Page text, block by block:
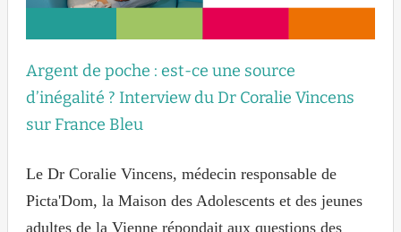
Argent de poche : est-ce une source
d’inégalité ? Interview du Dr Coralie Vincens
sur France Bleu
Le Dr Coralie Vincens, médecin responsable de
Picta'Dom, la Maison des Adolescents et des jeunes
adultes de la Vienne répondait aux questions des